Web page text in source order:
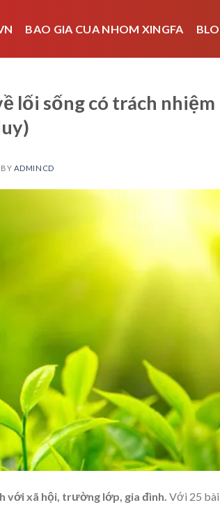
BAO GIA CUA NHOM XINGFA
lối sống có trách nhiệm
BY ADMINCD
với xã hội, trường lớp, gia đình. Với 25 bài